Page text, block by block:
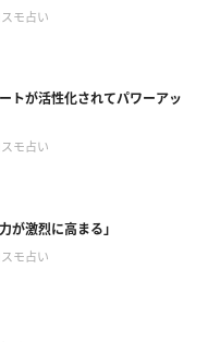
モ占い
トが活性化されてパワーアッ
モ占い
が激烈に高まる」
モ占い